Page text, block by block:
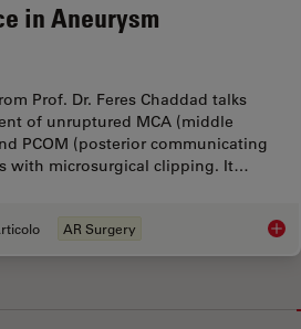
in Aneurysm
Prof. Dr. Feres Chaddad talks
of unruptured MCA (middle
PCOM (posterior communicating
with microsurgical clipping. It…
AR Surgery